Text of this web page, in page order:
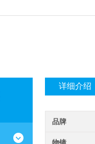
详细介绍
品牌